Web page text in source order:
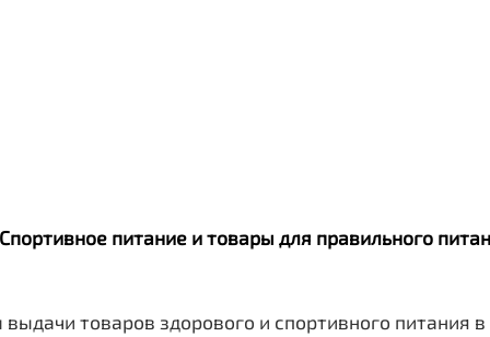
питание и товары для правильного
выдачи товаров здорового и спортивного питания